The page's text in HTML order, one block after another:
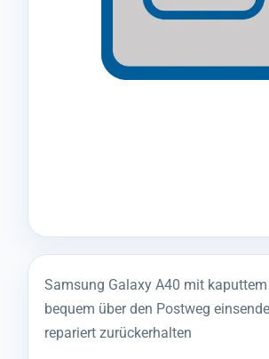
Samsung Galaxy A40 mit
bequem über den Postweg
repariert zurückerhalten